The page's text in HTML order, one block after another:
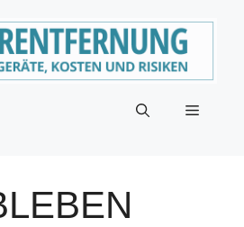
Menü